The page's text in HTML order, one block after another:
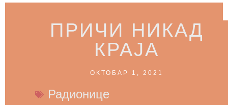
ПРИЧИ НИКАД
КРАЈА
ОКТОБАР 1, 2021
Радионице